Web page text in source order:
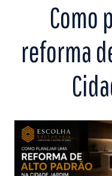
Como
reforma